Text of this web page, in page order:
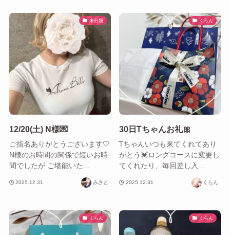
未分類
12/20(土) N様💌
ご指名ありがとうございます🤍
N様のお時間の関係で短いお時
間でしたが ご堪能いた...
2025.12.31 みさと
くらん
30日Ꭲちゃんお礼🎀
Ꭲちゃんいつも来てくれてあり
がとう💓ロングコースに変更し
てくれたり、毎回差し入...
2025.12.31 くらん
くらん くらん